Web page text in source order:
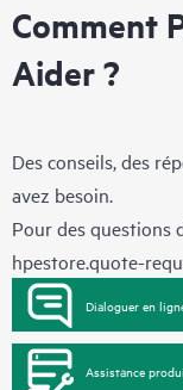
Comment
Aider ?
Des conseils, des
avez besoin.
Pour des questions
hpestore.quote-
Dialoguer en
Assistance